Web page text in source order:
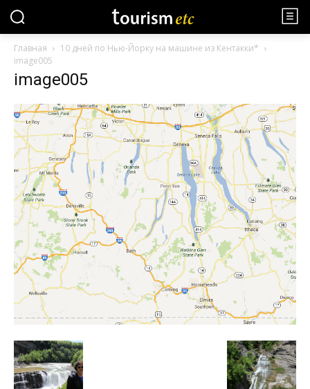
Главная
10 дней по Нью-Йорку на машине из Кентакки*
image005
image005